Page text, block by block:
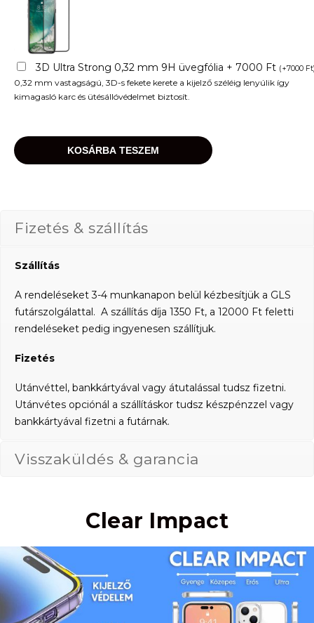
3D Ultra Strong 0,32 mm 9H üvegfólia + 7000 Ft (+7000 Ft
0,32 mm vastagságú, 3D-s fekete kerete a kijelző széléig lenyúlik így
kimagasló karc és ütésállóvédelmet biztosít.
KOSÁRBA TESZEM
Fizetés & szállítás
Szállítás
A rendeléseket 3-4 munkanapon belül kézbesítjük a GLS
futárszolgálattal. A szállítás díja 1350 Ft, a 12000 Ft feletti
rendeléseket pedig ingyenesen szállítjuk.
Fizetés
Utánvéttel, bankkártyával vagy átutalással tudsz fizetni.
Utánvétes opciónál a szállításkor tudsz készpénzzel vagy
bankkártyával fizetni a futárnak.
Visszaküldés & garancia
Clear Impact